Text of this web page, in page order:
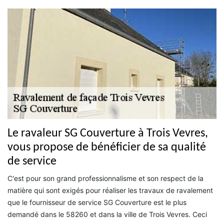
Le ravaleur SG Couverture à Trois Vevres,
vous propose de bénéficier de sa qualité
de service
C'est pour son grand professionnalisme et son respect de la
matière qui sont exigés pour réaliser les travaux de ravalement
que le fournisseur de service SG Couverture est le plus
demandé dans le 58260 et dans la ville de Trois Vevres. Ceci